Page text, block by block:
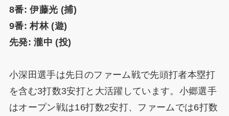
8番: 伊藤光 (捕)
9番: 村林 (遊)
先発: 瀧中 (投)
小深田選手は先日のファーム戦で先頭打者本塁打
を含む3打数3安打と大活躍しています。小郷選手
はオープン戦は16打数2安打、ファームでは6打数